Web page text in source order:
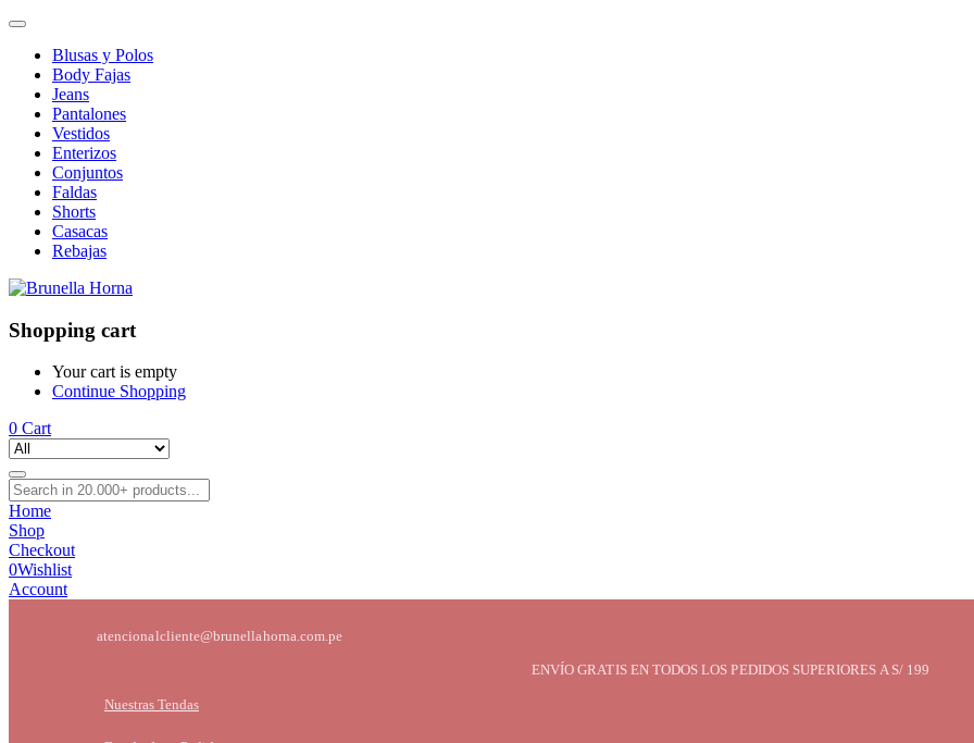
Blusas y Polos
Body Fajas
Jeans
Pantalones
Vestidos
Enterizos
Conjuntos
Faldas
Shorts
Casacas
Rebajas
Shopping cart
Your cart is empty
Continue Shopping
0 Cart
Home
Shop
Checkout
0Wishlist
Account
atencionalcliente@brunellahorna.com.pe
ENVÍO GRATIS EN TODOS LOS PEDIDOS SUPERIORES A S/ 199
Nuestras Tendas